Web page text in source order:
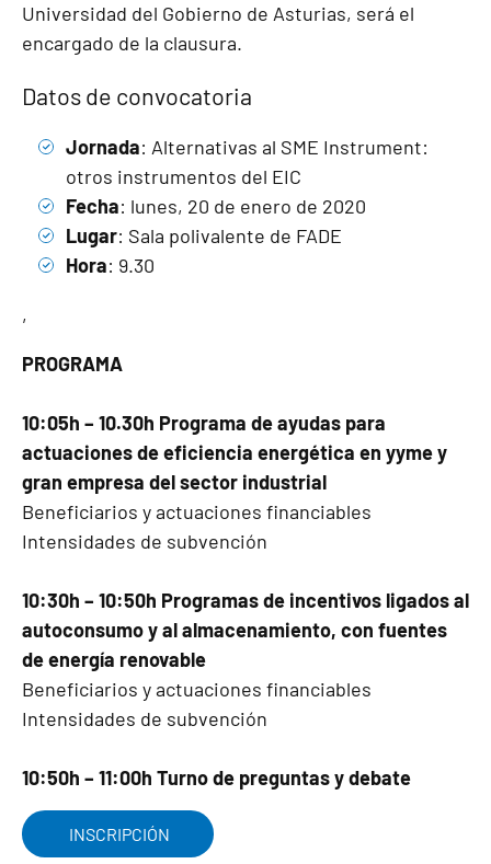
Universidad del Gobierno de Asturias, será el
encargado de la clausura.
Datos de convocatoria
Jornada: Alternativas al SME Instrument:
otros instrumentos del EIC
Fecha: lunes, 20 de enero de 2020
Lugar: Sala polivalente de FADE
Hora: 9.30
,
PROGRAMA
10:05h – 10.30h Programa de ayudas para
actuaciones de eficiencia energética en yyme y
gran empresa del sector industrial
Beneficiarios y actuaciones financiables
Intensidades de subvención
10:30h – 10:50h Programas de incentivos ligados al
autoconsumo y al almacenamiento, con fuentes
de energía renovable
Beneficiarios y actuaciones financiables
Intensidades de subvención
10:50h – 11:00h Turno de preguntas y debate
INSCRIPCIÓN